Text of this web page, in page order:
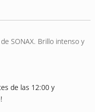
SONAX. Brillo intenso y
de las 12:00 y